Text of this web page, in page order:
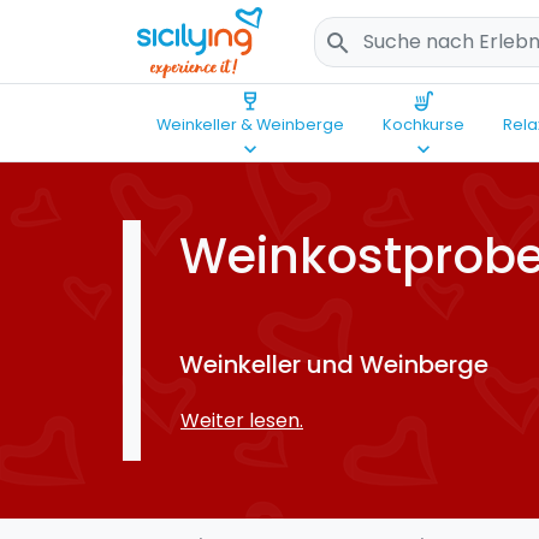
search
wine_bar
Weinkeller & Weinberge
keyboard_arrow_down
soup_kitchen
Kochkurse
keyboard_arrow_down
Weinkeller und Weinberge
Weiter lesen.